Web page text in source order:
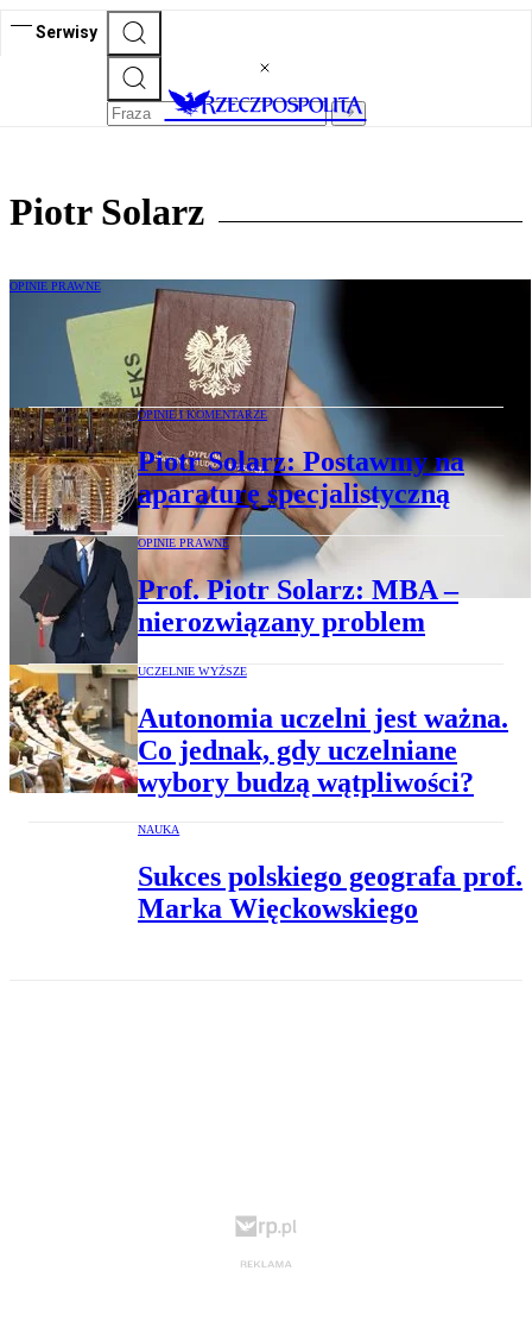
Serwisy
Piotr Solarz
OPINIE PRAWNE
Piotr Solarz: Europejski paradoks
edukacji
OPINIE I KOMENTARZE
Piotr Solarz: Postawmy na
aparaturę specjalistyczną
OPINIE PRAWNE
Prof. Piotr Solarz: MBA –
nierozwiązany problem
UCZELNIE WYŻSZE
Autonomia uczelni jest ważna.
Co jednak, gdy uczelniane
wybory budzą wątpliwości?
NAUKA
Sukces polskiego geografa prof.
Marka Więckowskiego